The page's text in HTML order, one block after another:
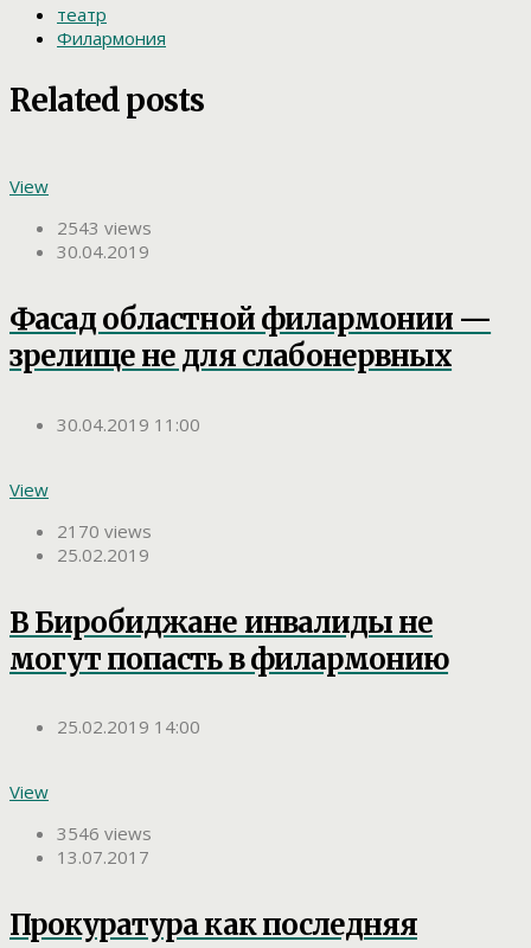
театр
Филармония
Related posts
View
2543 views
30.04.2019
Фасад областной филармонии —
зрелище не для слабонервных
30.04.2019 11:00
View
2170 views
25.02.2019
В Биробиджане инвалиды не
могут попасть в филармонию
25.02.2019 14:00
View
3546 views
13.07.2017
Прокуратура как последняя